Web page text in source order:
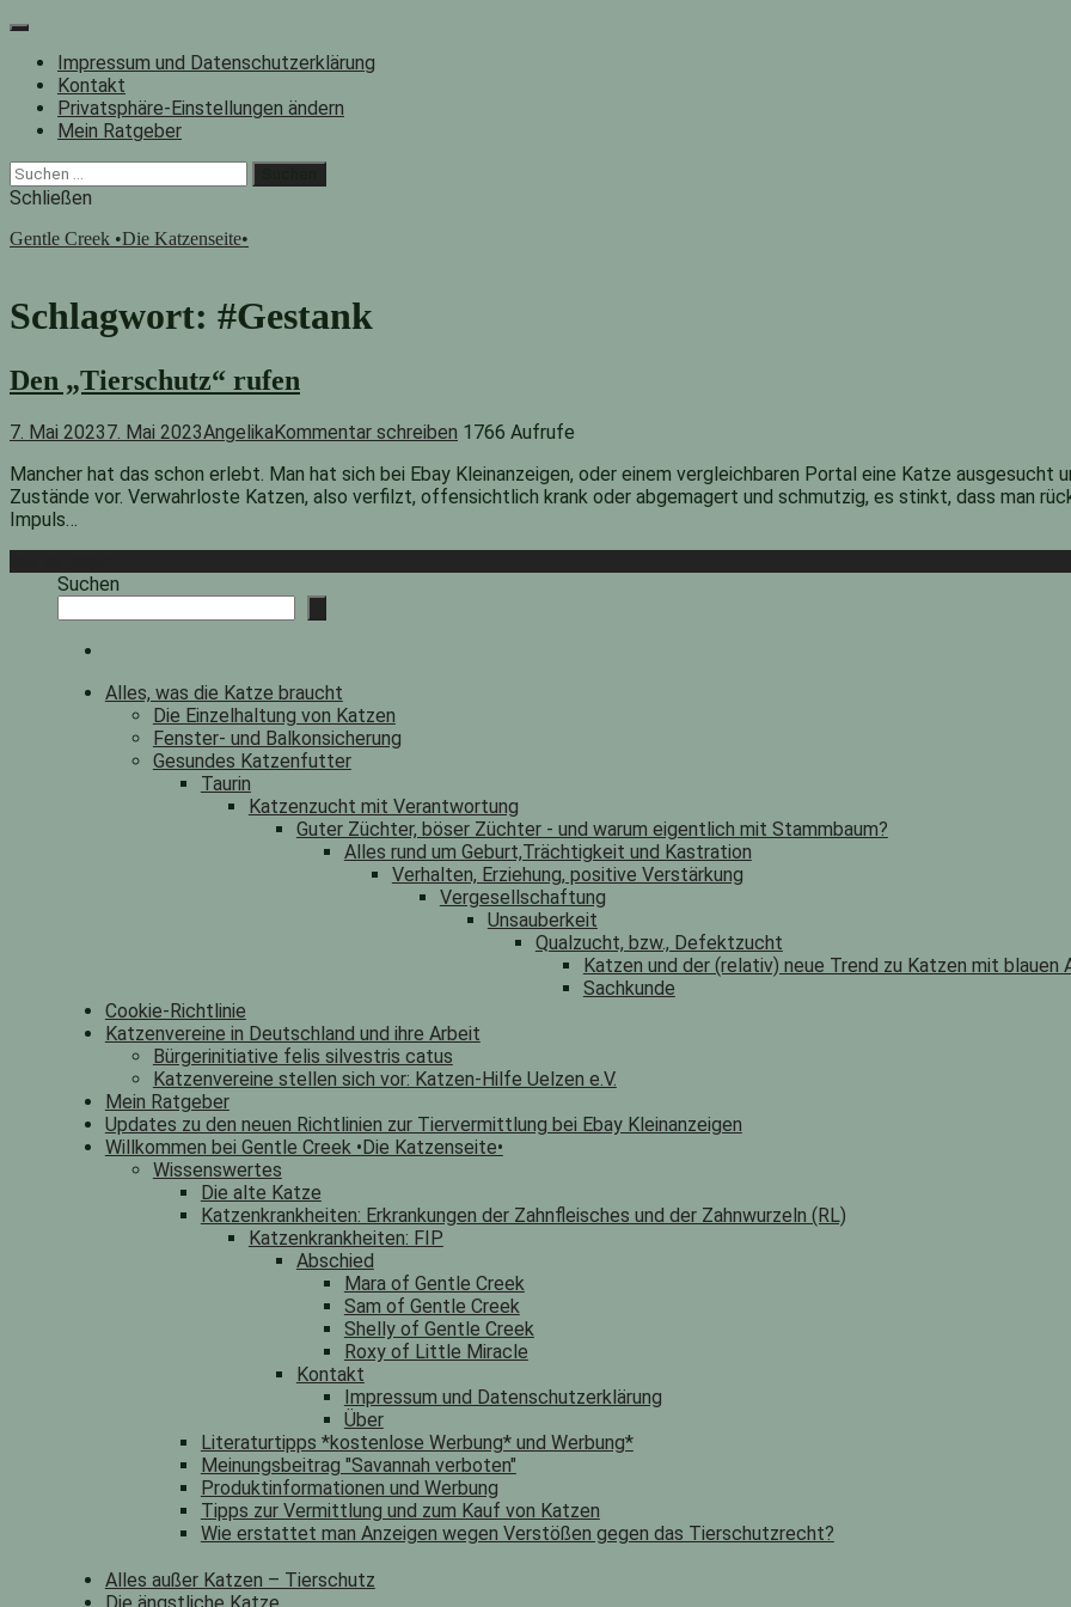
Zum
springenImpressum und Datenschutzerklärung
Kontakt
Privatsphäre-Einstellungen ändern
Mein Ratgeber
Facebook
Instagram
"Suche"-
Button
Suchen
nach:
Schließen
Gentle Creek •Die Katzenseite•
Schlagwort: #Gestank
Den „Tierschutz“ rufen
7. Mai 20237. Mai 2023AngelikaKommentar schreiben 1766 Aufrufe
Mancher hat das schon erlebt. Man hat sich bei Ebay Kleinanzeigen, oder einem vergleichbaren Portal eine Katze ausgesucht
Zustände vor. Verwahrloste Katzen, also verfilzt, offensichtlich krank oder abgemagert und schmutzig, es stinkt, dass man
Impuls…
Suchen
Alles, was die Katze braucht
Die Einzelhaltung von Katzen
Fenster- und Balkonsicherung
Gesundes Katzenfutter
Taurin
Katzenzucht mit Verantwortung
Guter Züchter, böser Züchter - und warum eigentlich mit Stammbaum?
Alles rund um Geburt,Trächtigkeit und Kastration
Verhalten, Erziehung, positive Verstärkung
Vergesellschaftung
Unsauberkeit
Qualzucht, bzw., Defektzucht
Katzen und der (relativ) neue Trend zu Katzen mit blauen
Sachkunde
Cookie-Richtlinie
Katzenvereine in Deutschland und ihre Arbeit
Bürgerinitiative felis silvestris catus
Katzenvereine stellen sich vor: Katzen-Hilfe Uelzen e.V.
Mein Ratgeber
Updates zu den neuen Richtlinien zur Tiervermittlung bei Ebay Kleinanzeigen
Willkommen bei Gentle Creek •Die Katzenseite•
Wissenswertes
Die alte Katze
Katzenkrankheiten: Erkrankungen der Zahnfleisches und der Zahnwurzeln (RL)
Katzenkrankheiten: FIP
Abschied
Mara of Gentle Creek
Sam of Gentle Creek
Shelly of Gentle Creek
Roxy of Little Miracle
Kontakt
Impressum und Datenschutzerklärung
Über
Literaturtipps *kostenlose Werbung* und Werbung*
Meinungsbeitrag "Savannah verboten"
Produktinformationen und Werbung
Tipps zur Vermittlung und zum Kauf von Katzen
Wie erstattet man Anzeigen wegen Verstößen gegen das Tierschutzrecht?
Alles außer Katzen – Tierschutz
Die ängstliche Katze